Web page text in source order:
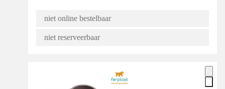
niet online bestelbaar
niet reserveerbaar